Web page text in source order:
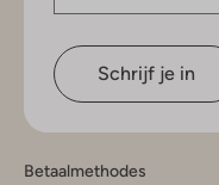
Schrijf je in
Betaalmethodes